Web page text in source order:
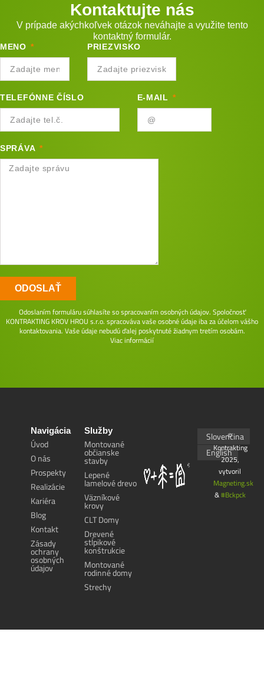
Kontaktujte nás
V prípade akýchkoľvek otázok neváhajte a využite tento
kontaktný formulár.
MENO PRIEZVISKO
TELEFÓNNE ČÍSLO E-MAIL
SPRÁVA
ODOSLAŤ
Odoslaním formuláru súhlasíte so spracovaním osobných údajov. Spoločnosť
KONTRAKTING KROV HROU s.r.o. spracováva vaše osobné údaje iba za účelom vášho
kontaktovania. Vaše údaje nebudú ďalej poskytnuté žiadnym tretím osobám.
Viac informácií
Navigácia
Úvod
O nás
Prospekty
Realizácie
Kariéra
Blog
Kontakt
Zásady
ochrany
osobných
údajov
Služby
Montované
občianske
stavby
Lepené
lamelové drevo
Väzníkové
krovy
CLT Domy
Drevené
stĺpikové
konštrukcie
Montované
rodinné domy
Strechy
Slovenčina
English
©
Kontrakting
2025,
vytvoril
Magneting.sk
&#Bckpck